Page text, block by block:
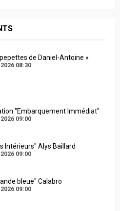
de Daniel-Antoine »
08:30
"Embarquement Immédiat"
09:00
Intérieurs" Alys Baillard
09:00
bleue" Calabro
09:00